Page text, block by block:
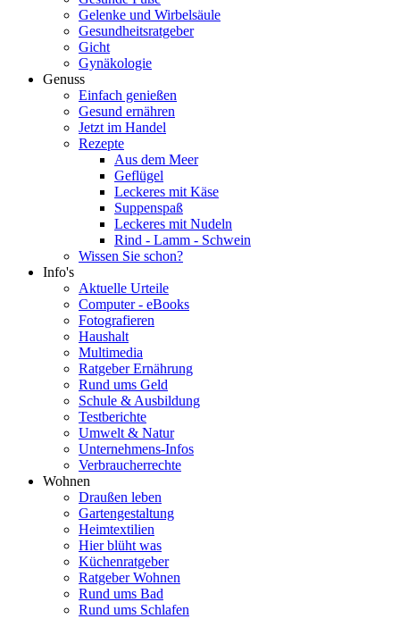
Gelenke und Wirbelsäule
Gesundheitsratgeber
Gicht
Gynäkologie
Genuss
Einfach genießen
Gesund ernähren
Jetzt im Handel
Rezepte
Aus dem Meer
Geflügel
Leckeres mit Käse
Suppenspaß
Leckeres mit Nudeln
Rind - Lamm - Schwein
Wissen Sie schon?
Info's
Aktuelle Urteile
Computer - eBooks
Fotografieren
Haushalt
Multimedia
Ratgeber Ernährung
Rund ums Geld
Schule & Ausbildung
Testberichte
Umwelt & Natur
Unternehmens-Infos
Verbraucherrechte
Wohnen
Draußen leben
Gartengestaltung
Heimtextilien
Hier blüht was
Küchenratgeber
Ratgeber Wohnen
Rund ums Bad
Rund ums Schlafen